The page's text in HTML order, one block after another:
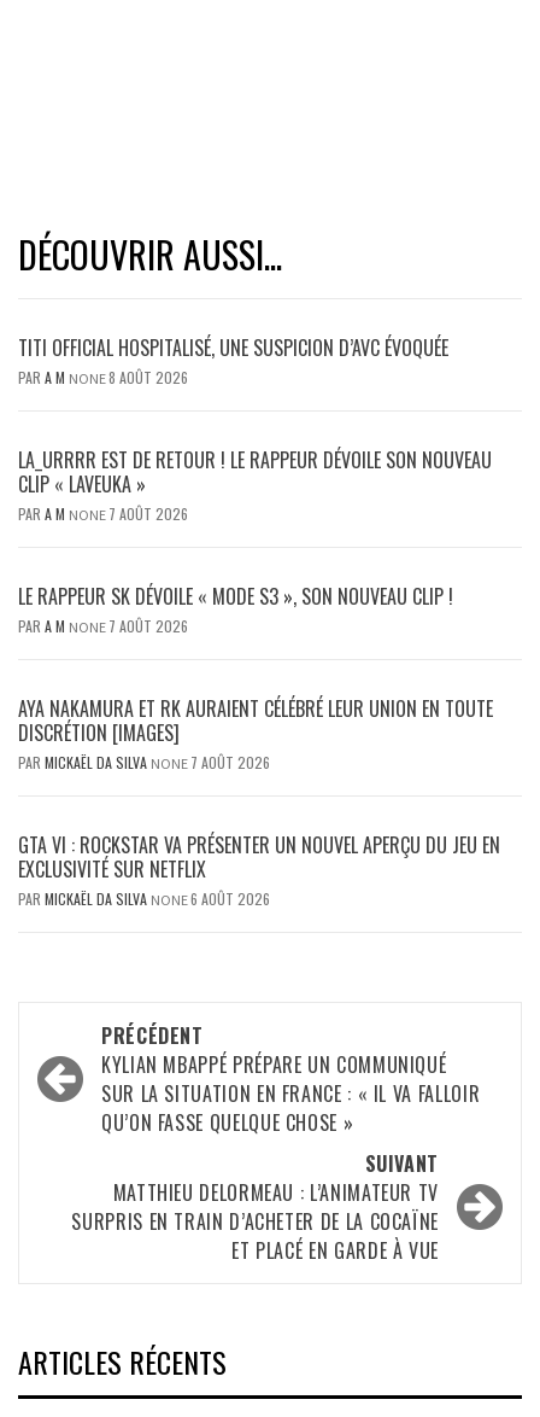
DÉCOUVRIR AUSSI...
TITI OFFICIAL HOSPITALISÉ, UNE SUSPICION D’AVC ÉVOQUÉE
PAR A M NONE8 AOÛT 2026
LA_URRRR EST DE RETOUR ! LE RAPPEUR DÉVOILE SON NOUVEAU
CLIP « LAVEUKA »
PAR A M NONE 7 AOÛT 2026
LE RAPPEUR SK DÉVOILE « MODE S3 », SON NOUVEAU CLIP !
PAR A M NONE 7 AOÛT 2026
AYA NAKAMURA ET RK AURAIENT CÉLÉBRÉ LEUR UNION EN TOUTE
DISCRÉTION [IMAGES]
PAR MICKAËL DA SILVA NONE 7 AOÛT 2026
GTA VI : ROCKSTAR VA PRÉSENTER UN NOUVEL APERÇU DU JEU EN
EXCLUSIVITÉ SUR NETFLIX
PAR MICKAËL DA SILVA NONE6 AOÛT 2026
Navigation
d’article
PRÉCÉDENT
KYLIAN MBAPPÉ PRÉPARE UN COMMUNIQUÉ
SUR LA SITUATION EN FRANCE : « IL VA FALLOIR
QU’ON FASSE QUELQUE CHOSE »
SUIVANT
MATTHIEU DELORMEAU : L’ANIMATEUR TV
SURPRIS EN TRAIN D’ACHETER DE LA COCAÏNE
ET PLACÉ EN GARDE À VUE
ARTICLES RÉCENTS